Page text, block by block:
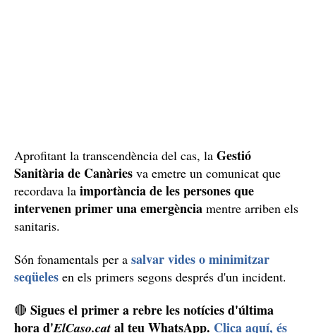
Aprofitant la transcendència del cas, la Gestió
Sanitària de Canàries va emetre un comunicat que
recordava la importància de les persones que
intervenen primer una emergència mentre arriben els
sanitaris.
Són fonamentals per a salvar vides o minimitzar
seqüeles en els primers segons després d'un incident.
🔴 Sigues el primer a rebre les notícies d'última
hora d'ElCaso.cat al teu WhatsApp. Clica aquí, és